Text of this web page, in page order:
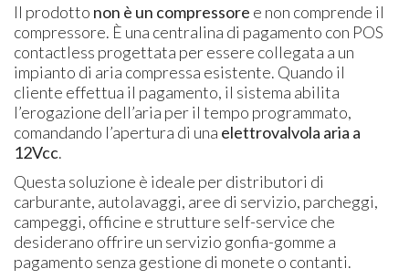
Il prodotto non è un compressore e non comprende il
compressore. È una centralina di pagamento con POS
contactless progettata per essere collegata a un
impianto di aria compressa esistente. Quando il
cliente effettua il pagamento, il sistema abilita
l’erogazione dell’aria per il tempo programmato,
comandando l’apertura di una elettrovalvola aria a
12Vcc.
Questa soluzione è ideale per distributori di
carburante, autolavaggi, aree di servizio, parcheggi,
campeggi, officine e strutture self-service che
desiderano offrire un servizio gonfia-gomme a
pagamento senza gestione di monete o contanti.